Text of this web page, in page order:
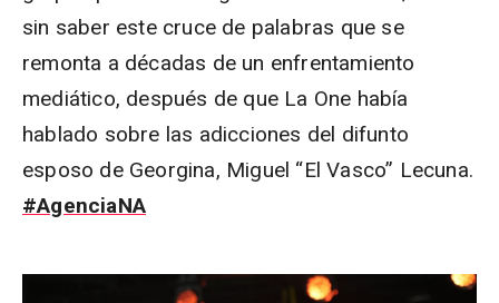
sin saber este cruce de palabras que se
remonta a décadas de un enfrentamiento
mediático, después de que La One había
hablado sobre las adicciones del difunto
esposo de Georgina, Miguel “El Vasco” Lecuna.
#AgenciaNA